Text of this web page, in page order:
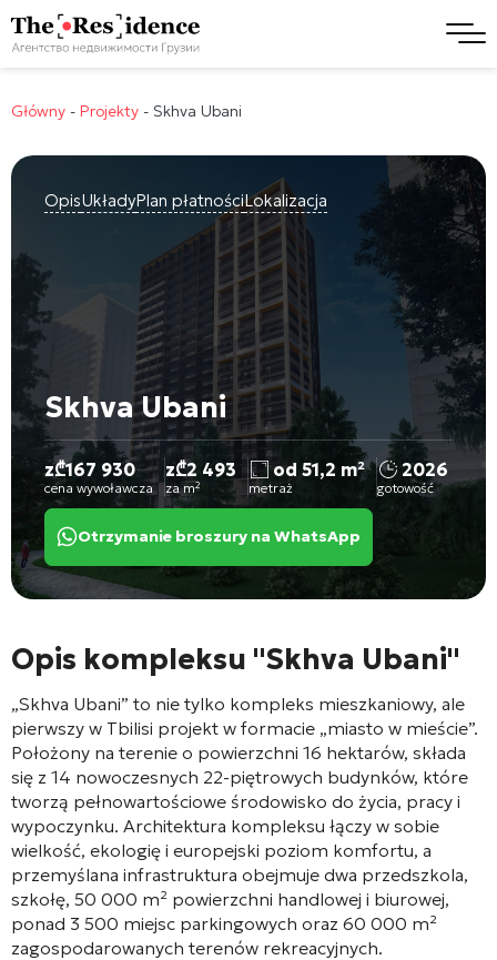
Główny - Projekty - Skhva Ubani
OpisUkładyPlan płatnościLokalizacja
Skhva Ubani
z₾167 930
cena wywoławcza
z₾2 493
za m²
od 51,2 m²
metraż
2026
gotowość
Otrzymanie broszury na WhatsApp
Opis kompleksu "Skhva Ubani"
„Skhva Ubani” to nie tylko kompleks mieszkaniowy, ale
pierwszy w Tbilisi projekt w formacie „miasto w mieście”.
Położony na terenie o powierzchni 16 hektarów, składa
się z 14 nowoczesnych 22-piętrowych budynków, które
tworzą pełnowartościowe środowisko do życia, pracy i
wypoczynku. Architektura kompleksu łączy w sobie
wielkość, ekologię i europejski poziom komfortu, a
przemyślana infrastruktura obejmuje dwa przedszkola,
szkołę, 50 000 m² powierzchni handlowej i biurowej,
ponad 3 500 miejsc parkingowych oraz 60 000 m²
zagospodarowanych terenów rekreacyjnych.